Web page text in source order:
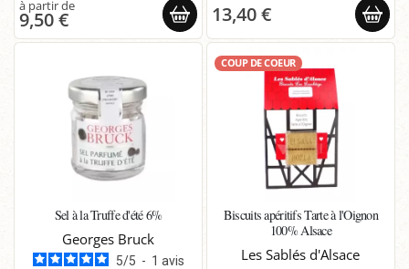
9,50 € 13,40 €
Sel à la Truffe d'été 6%
Georges Bruck
5/5 - 1 avis
COUP DE COEUR
Biscuits apéritifs Tarte à l'Oignon
100% Alsace
Les Sablés d'Alsace